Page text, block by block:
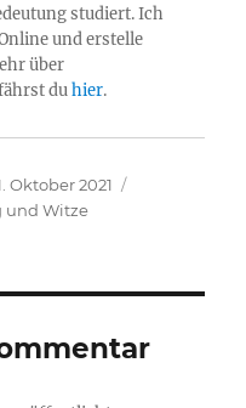
studiert. Ich
und erstelle
über
duhier.
Oktober 2021
und Witze